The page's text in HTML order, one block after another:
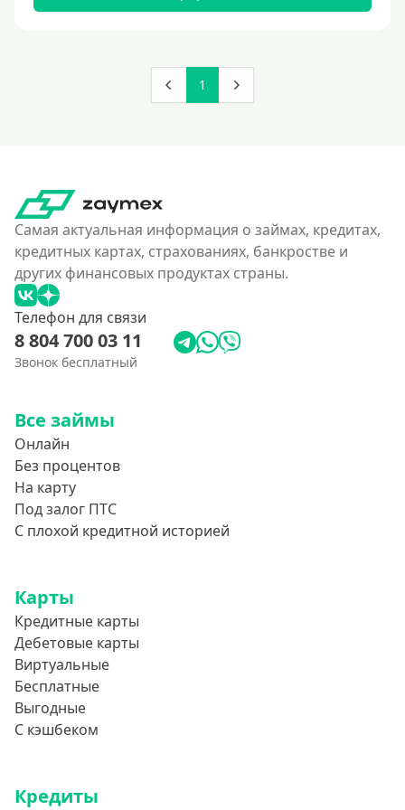
180000 руб
4500000 руб
500000 руб
550000 руб
600 тысяч
650000 руб
700000 руб
750000 руб
850000 руб
900000 руб
950000 руб
Целевые
Строительство дома
Газификацию
Лечение
Стоматология
Неотложные нужды
Образование
Отдых
1
Самая актуальная информация о займах, кредитах,
кредитных картах, страхованиях, банкростве и
других финансовых продуктах страны.
Телефон для связи
8 804 700 03 11
Звонок бесплатный
Все займы
Онлайн
Без процентов
На карту
Под залог ПТС
С плохой кредитной историей
Карты
Кредитные карты
Дебетовые карты
Виртуальные
Бесплатные
Выгодные
С кэшбеком
Кредиты